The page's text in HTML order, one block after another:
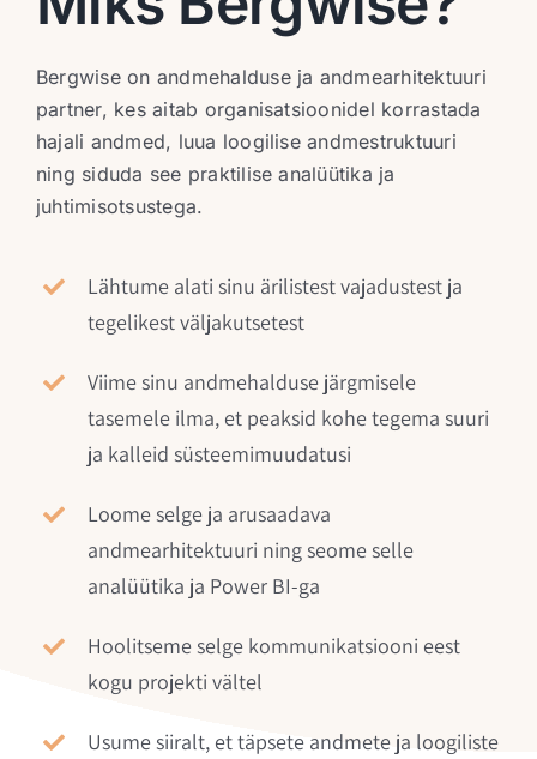
Bergwise on andmehalduse ja andmearhitektuuri
partner, kes aitab organisatsioonidel korrastada
hajali andmed, luua loogilise andmestruktuuri
ning siduda see praktilise analüütika ja
juhtimisotsustega.
Lähtume alati sinu ärilistest vajadustest ja
tegelikest väljakutsetest
Viime sinu andmehalduse järgmisele
tasemele ilma, et peaksid kohe tegema suuri
ja kalleid süsteemimuudatusi
Loome selge ja arusaadava
andmearhitektuuri ning seome selle
analüütika ja Power BI-ga
Hoolitseme selge kommunikatsiooni eest
kogu projekti vältel
Usume siiralt, et täpsete andmete ja loogiliste